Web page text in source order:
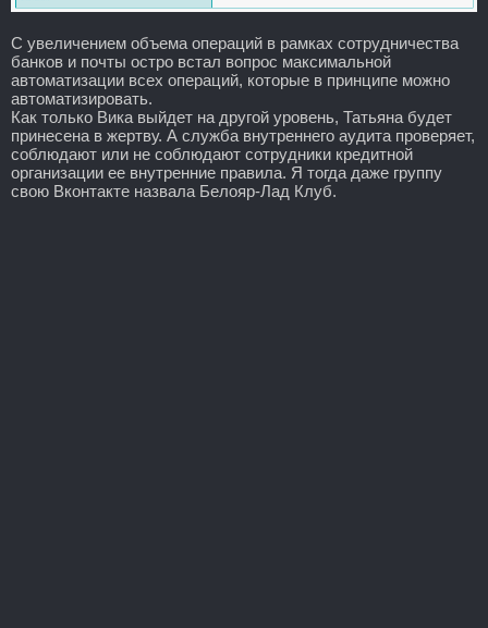
С увеличением объема операций в рамках сотрудничества
банков и почты остро встал вопрос максимальной
автоматизации всех операций, которые в принципе можно
автоматизировать.
Как только Вика выйдет на другой уровень, Татьяна будет
принесена в жертву. А служба внутреннего аудита проверяет,
соблюдают или не соблюдают сотрудники кредитной
организации ее внутренние правила. Я тогда даже группу
свою Вконтакте назвала Белояр-Лад Клуб.